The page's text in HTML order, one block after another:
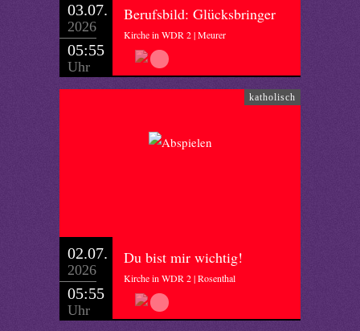
03.07.
2026
05:55
Uhr
Berufsbild: Glücksbringer
Kirche in WDR 2 | Meurer
katholisch
02.07.
2026
05:55
Uhr
Du bist mir wichtig!
Kirche in WDR 2 | Rosenthal